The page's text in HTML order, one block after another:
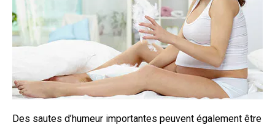
Des sautes d’humeur importantes peuvent également être